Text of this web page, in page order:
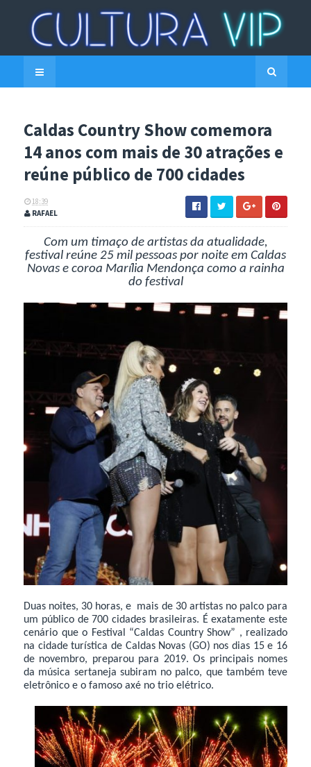
Caldas Country Show comemora
14 anos com mais de 30 atrações e
reúne público de 700 cidades
18:39
RAFAEL
Com um timaço de artistas da atualidade,
festival reúne 25 mil pessoas por noite em Caldas
Novas e coroa Marília Mendonça como a rainha
do festival
Duas noites, 30 horas, e mais de 30 artistas no palco para
um público de 700 cidades brasileiras. É exatamente este
cenário que o Festival “Caldas Country Show” , realizado
na cidade turística de Caldas Novas (GO) nos dias 15 e 16
de novembro, preparou para 2019. Os principais nomes
da música sertaneja subiram no palco, que também teve
eletrônico e o famoso axé no trio elétrico.